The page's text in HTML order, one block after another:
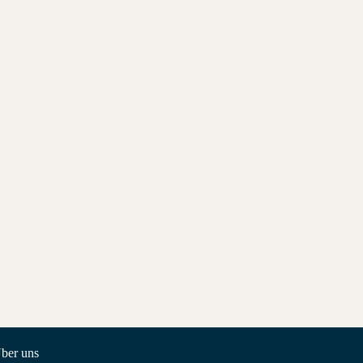
uns